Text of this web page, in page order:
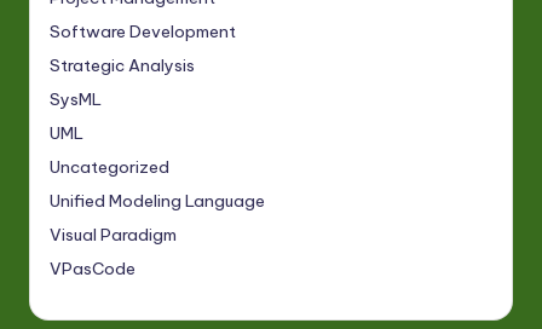
Software Development
Strategic Analysis
SysML
UML
Uncategorized
Unified Modeling Language
Visual Paradigm
VPasCode